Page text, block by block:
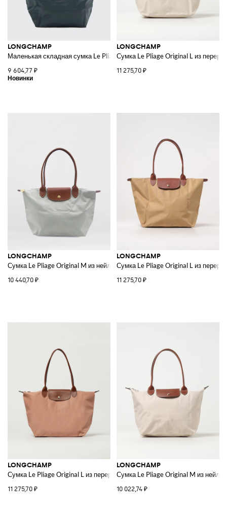
LONGCHAMP
Маленькая складная сумка Le Pliage Green из переработанного нейлона
9 604,77 ₽
LONGCHAMP
Сумка Le Pliage Original L из
11 275,70 ₽
LONGCHAMP
Сумка Le Pliage Original M из нейлона
10 440,70 ₽
LONGCHAMP
Сумка Le Pliage Original L из
11 275,70 ₽
LONGCHAMP
Сумка Le Pliage Original L из переработанного нейлона и кожи
11 275,70 ₽
LONGCHAMP
Сумка Le Pliage Original M из
10 022,74 ₽